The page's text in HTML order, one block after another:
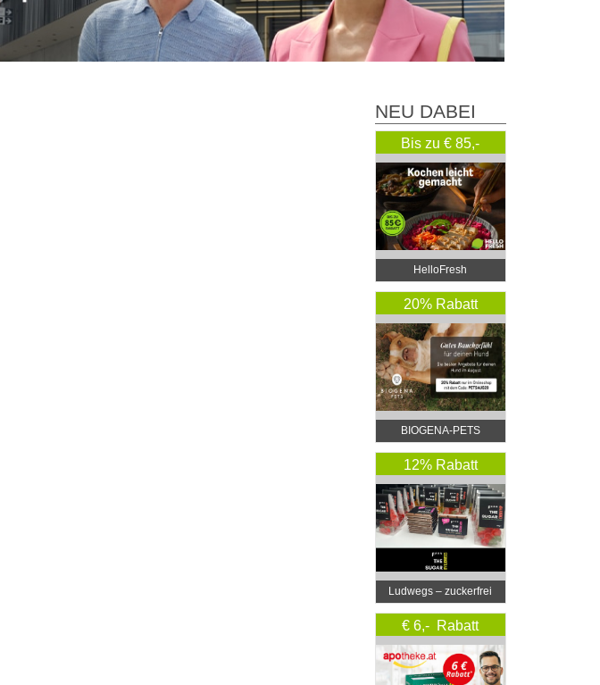
NEU DABEI
Bis zu € 85,-
Rabatt
HelloFresh
20% Rabatt
BIOGENA-PETS
12% Rabatt
Ludwegs – zuckerfrei
leben
€ 6,- Rabatt